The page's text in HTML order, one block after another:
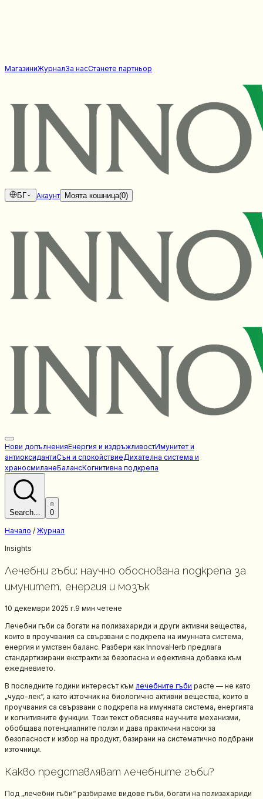
МагазиниЖурналЗа насСтанете партньор
БГ Акаунт Моята кошница(0)
Нови допълненияЕнергия и издръжливостИмунитет и
антиоксидантиСън и спокойствиеДихателна система и
храносмиланеБалансКогнитивна подкрепа
Search... 0
Начало / Журнал
Insights
Лечебни гъби: научно обоснована подкрепа за
имунитет, енергия и мозък
10 декември 2025 г.9 мин четене
Лечебни гъби са богати на полизахариди и други активни вещества,
които в проучвания са свързвани с подкрепа на имунната система,
енергия и умствен баланс. Разбери как InnovaHerb предлага
стандартизирани екстракти за безопасна и ефективна добавка към
ежедневието.
В последните години интересът към лечебните гъби расте — не като
„чудо-лек“, а като източник на биологично активни вещества, които в
проучвания са свързвани с подкрепа на имунната система, енергията
и когнитивните функции. Този текст обяснява научните механизми,
обобщава потенциалните ползи и дава практични насоки за
безопасност и избор на продукт, базирани на систематично подбрани
източници.
Какво представляват лечебните гъби?
Под „лечебни гъби“ разбираме видове гъби, богати на полизахариди